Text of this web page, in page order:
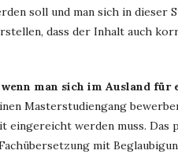
soll und man sich in dieser
dass der Inhalt auch
man sich im Ausland für
Masterstudiengang
eingereicht werden muss.
mit